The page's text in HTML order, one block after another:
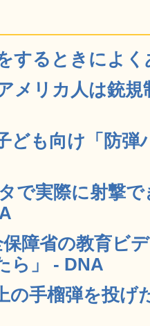
するときによ
メリカ人は銃
ども向け「防弾
で実際に射撃
障省の教育ビ
ら」 - DNA
の手榴弾を投げ